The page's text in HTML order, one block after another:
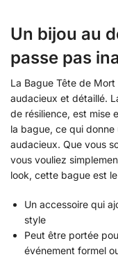
Un bijou au
passe pas
La Bague Tête de
audacieux et détaillé.
de résilience, est mise
la bague, ce qui
audacieux. Que vous
vous vouliez
look, cette bague est
Un accessoire qui
style
Peut être portée
événement formel